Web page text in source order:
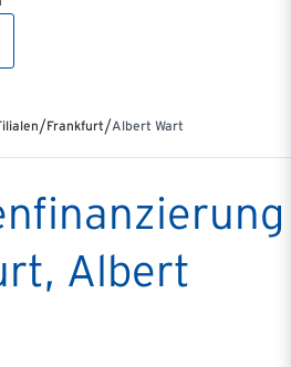
/Frankfurt/Albert Wart
Albert